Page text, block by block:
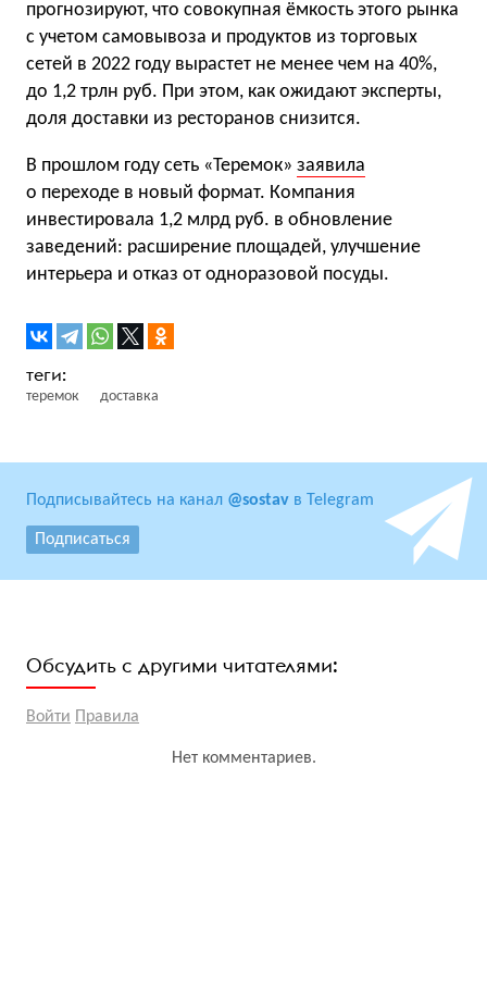
прогнозируют, что совокупная ёмкость этого рынка
с учетом самовывоза и продуктов из торговых
сетей в 2022 году вырастет не менее чем на 40%,
до 1,2 трлн руб. При этом, как ожидают эксперты,
доля доставки из ресторанов снизится.
В прошлом году сеть «Теремок» заявила
о переходе в новый формат. Компания
инвестировала 1,2 млрд руб. в обновление
заведений: расширение площадей, улучшение
интерьера и отказ от одноразовой посуды.
теремок доставка
Подписывайтесь на канал @sostav в Telegram
Подписаться
Обсудить с другими читателями:
Войти Правила
Нет комментариев.